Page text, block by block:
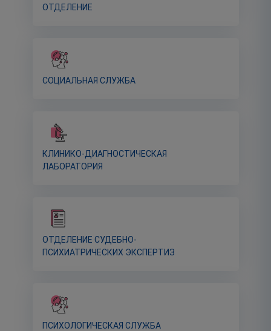
ОТДЕЛЕНИЕ
СОЦИАЛЬНАЯ СЛУЖБА
КЛИНИКО-ДИАГНОСТИЧЕСКАЯ
ЛАБОРАТОРИЯ
ОТДЕЛЕНИЕ СУДЕБНО-
ПСИХИАТРИЧЕСКИХ ЭКСПЕРТИЗ
ПСИХОЛОГИЧЕСКАЯ СЛУЖБА